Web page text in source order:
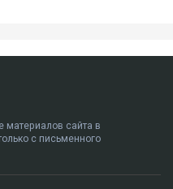
материалов сайта в
с письменного